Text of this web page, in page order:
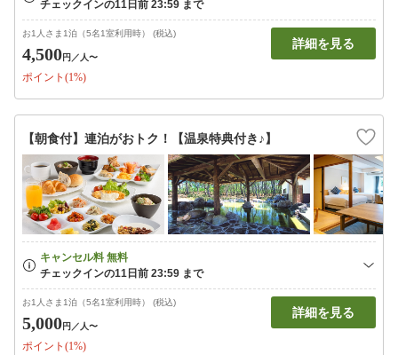
お1人さま1泊（5名1室利用時） (税込)
4,500円 ／人〜
ポイント(1%)
詳細を見る
【朝食付】連泊がおトク！【温泉特典付き♪】
お1人さま1泊（5名1室利用時） (税込)
5,000円 ／人〜
ポイント(1%)
詳細を見る